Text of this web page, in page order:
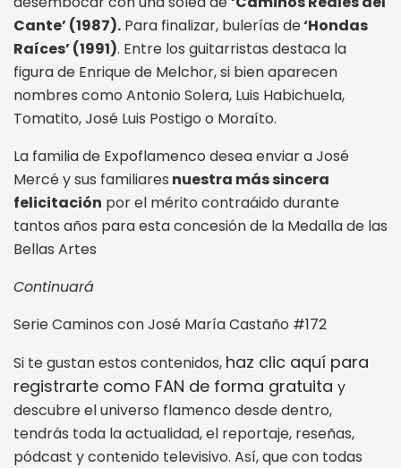
Cante’ (1987). Para finalizar, bulerías de‘Hondas
Raíces’ (1991). Entre los guitarristas destaca la
figura de Enrique de Melchor, si bien aparecen
nombres como Antonio Solera, Luis Habichuela,
Tomatito, José Luis Postigo o Moraíto.
La familia de Expoflamenco desea enviar a José
Mercé y sus familiares nuestra más sincera
felicitación por el mérito contraáido durante
tantos años para esta concesión de la Medalla de las
Bellas Artes
Continuará
Serie Caminos con José María Castaño #172
Si te gustan estos contenidos, haz clic aquí para
registrarte como FAN de forma gratuita y
descubre el universo flamenco desde dentro,
tendrás toda la actualidad, el reportaje, reseñas,
pódcast y contenido televisivo. Así, que con todas